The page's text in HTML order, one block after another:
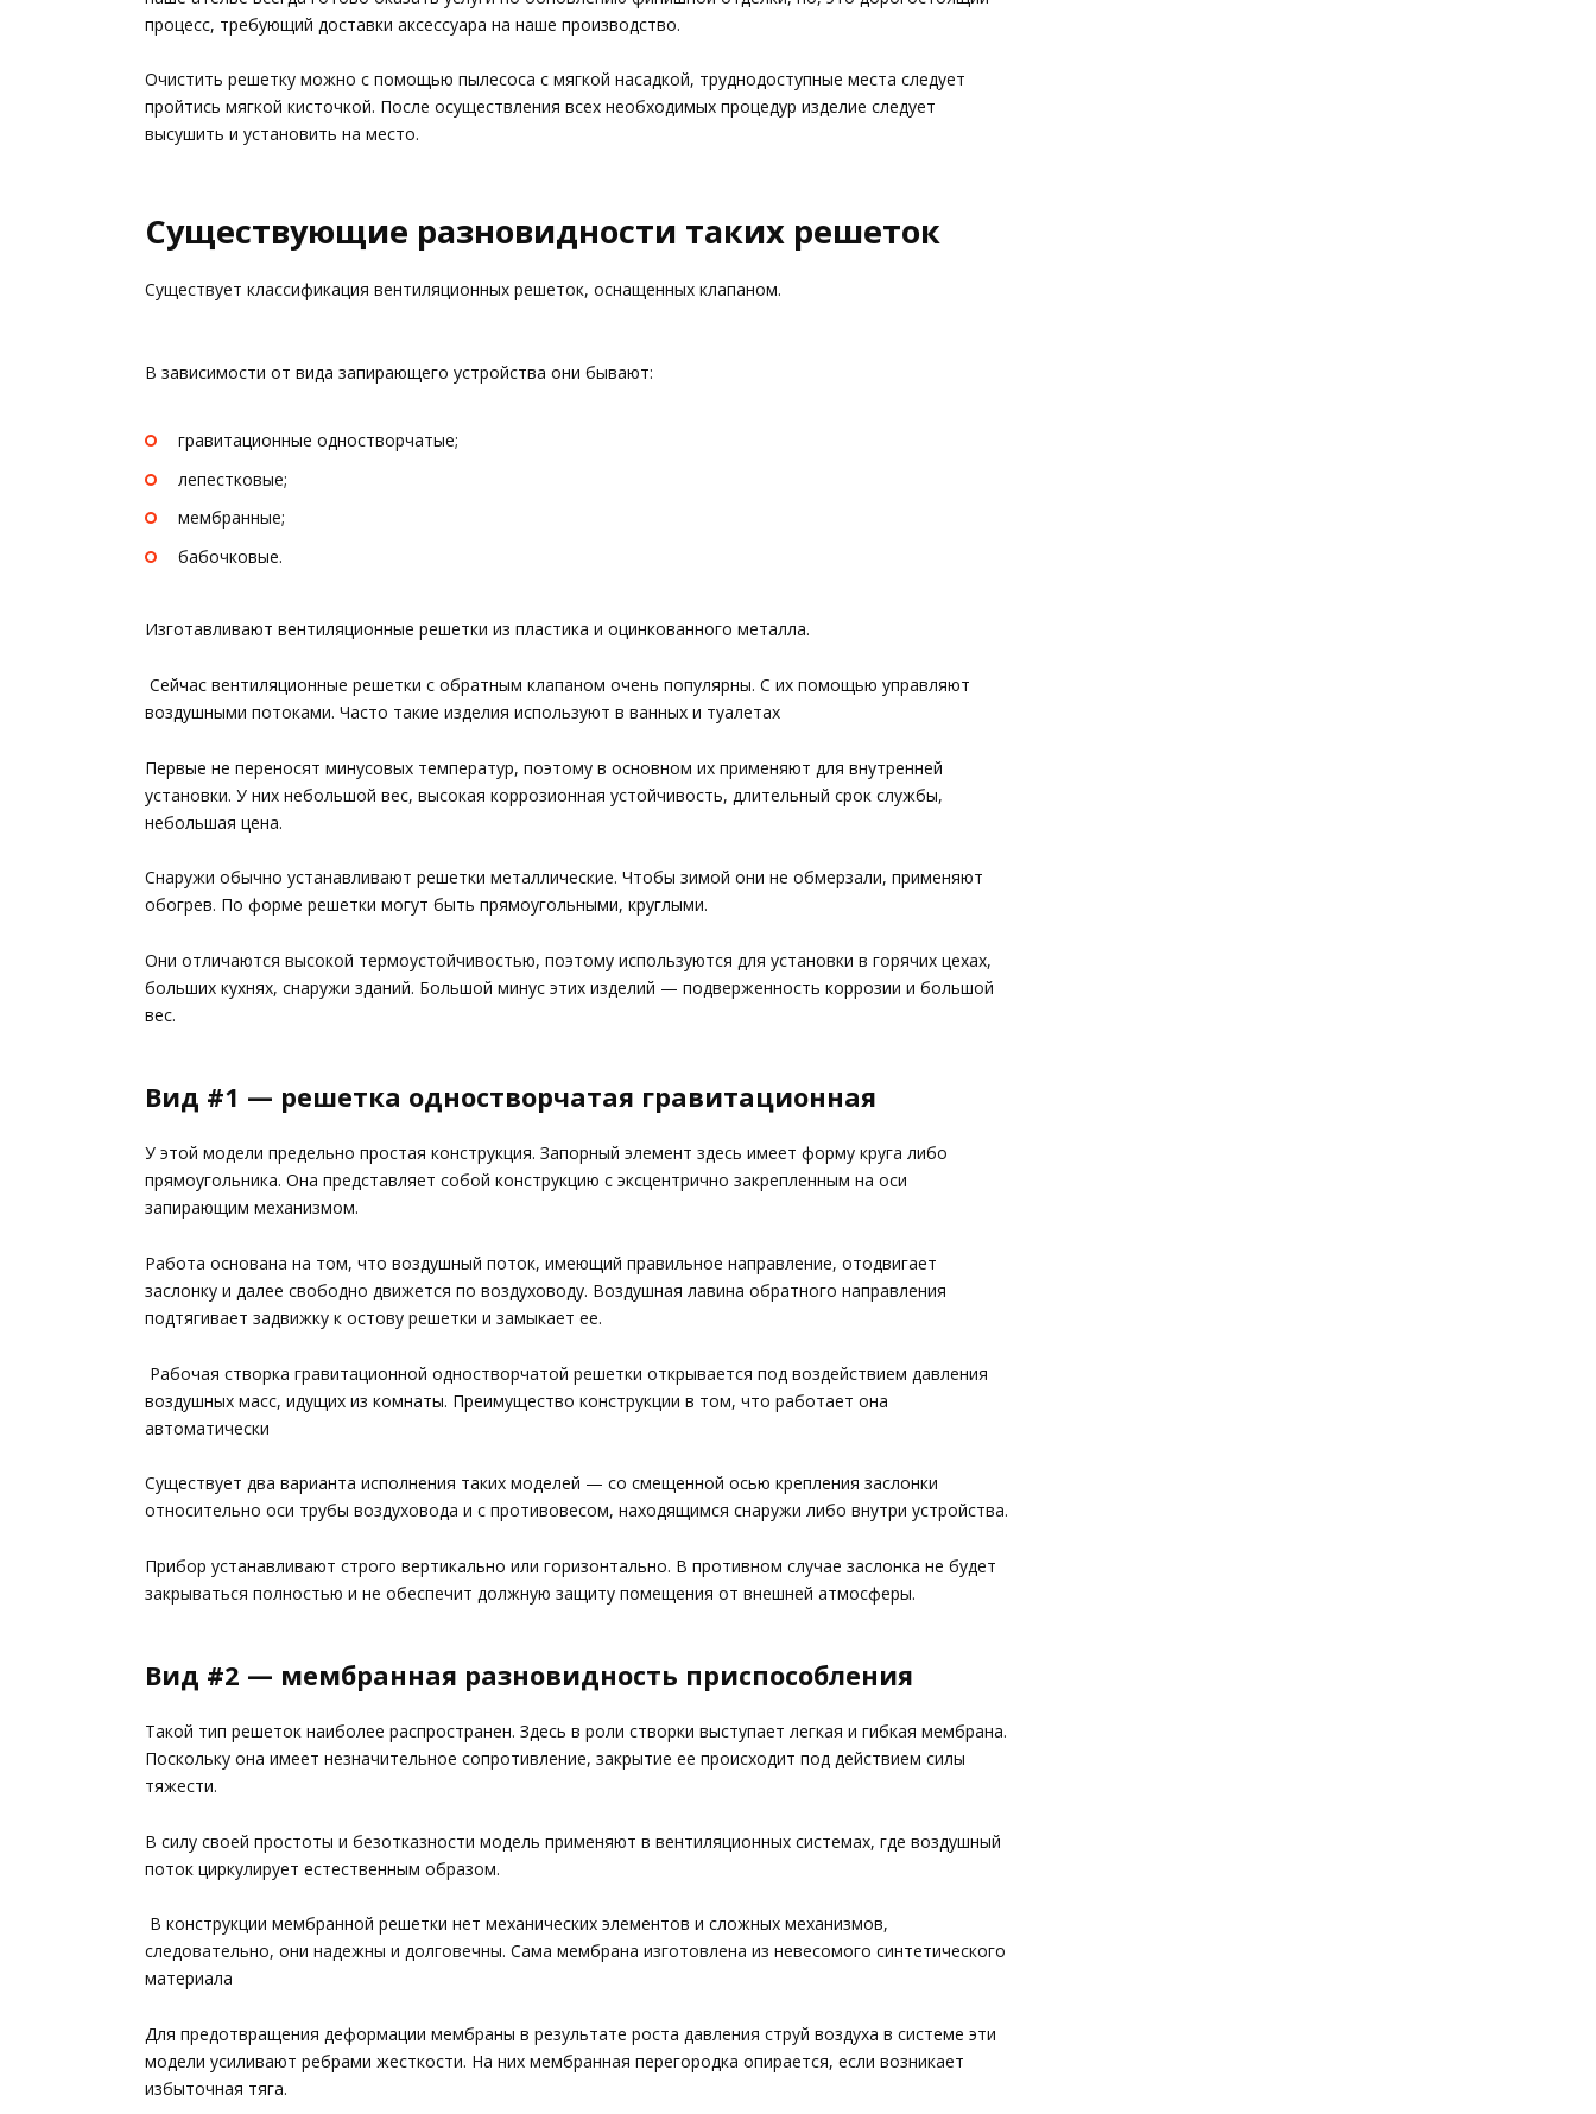
процесс, требующий доставки аксессуара на наше производство.
Очистить решетку можно с помощью пылесоса с мягкой насадкой, труднодоступные места следует
пройтись мягкой кисточкой. После осуществления всех необходимых процедур изделие следует
высушить и установить на место.
Существующие разновидности таких решеток
Существует классификация вентиляционных решеток, оснащенных клапаном.
В зависимости от вида запирающего устройства они бывают:
гравитационные одностворчатые;
лепестковые;
мембранные;
бабочковые.
Изготавливают вентиляционные решетки из пластика и оцинкованного металла.
Сейчас вентиляционные решетки с обратным клапаном очень популярны. С их помощью управляют
воздушными потоками. Часто такие изделия используют в ванных и туалетах
Первые не переносят минусовых температур, поэтому в основном их применяют для внутренней
установки. У них небольшой вес, высокая коррозионная устойчивость, длительный срок службы,
небольшая цена.
Снаружи обычно устанавливают решетки металлические. Чтобы зимой они не обмерзали, применяют
обогрев. По форме решетки могут быть прямоугольными, круглыми.
Они отличаются высокой термоустойчивостью, поэтому используются для установки в горячих цехах,
больших кухнях, снаружи зданий. Большой минус этих изделий — подверженность коррозии и большой
вес.
Вид #1 — решетка одностворчатая гравитационная
У этой модели предельно простая конструкция. Запорный элемент здесь имеет форму круга либо
прямоугольника. Она представляет собой конструкцию с эксцентрично закрепленным на оси
запирающим механизмом.
Работа основана на том, что воздушный поток, имеющий правильное направление, отодвигает
заслонку и далее свободно движется по воздуховоду. Воздушная лавина обратного направления
подтягивает задвижку к остову решетки и замыкает ее.
Рабочая створка гравитационной одностворчатой решетки открывается под воздействием давления
воздушных масс, идущих из комнаты. Преимущество конструкции в том, что работает она
автоматически
Существует два варианта исполнения таких моделей — со смещенной осью крепления заслонки
относительно оси трубы воздуховода и с противовесом, находящимся снаружи либо внутри устройства.
Прибор устанавливают строго вертикально или горизонтально. В противном случае заслонка не будет
закрываться полностью и не обеспечит должную защиту помещения от внешней атмосферы.
Вид #2 — мембранная разновидность приспособления
Такой тип решеток наиболее распространен. Здесь в роли створки выступает легкая и гибкая мембрана.
Поскольку она имеет незначительное сопротивление, закрытие ее происходит под действием силы
тяжести.
В силу своей простоты и безотказности модель применяют в вентиляционных системах, где воздушный
поток циркулирует естественным образом.
В конструкции мембранной решетки нет механических элементов и сложных механизмов,
следовательно, они надежны и долговечны. Сама мембрана изготовлена из невесомого синтетического
материала
Для предотвращения деформации мембраны в результате роста давления струй воздуха в системе эти
модели усиливают ребрами жесткости. На них мембранная перегородка опирается, если возникает
избыточная тяга.